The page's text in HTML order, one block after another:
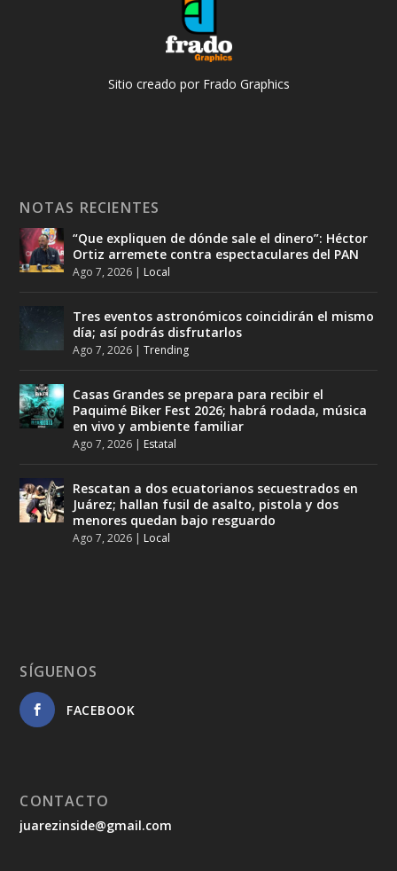
Sitio creado por Frado Graphics
NOTAS RECIENTES
“Que expliquen de dónde sale el dinero”: Héctor
Ortiz arremete contra espectaculares del PAN
Ago 7, 2026 | Local
Tres eventos astronómicos coincidirán el mismo
día; así podrás disfrutarlos
Ago 7, 2026 |Trending
Casas Grandes se prepara para recibir el
Paquimé Biker Fest 2026; habrá rodada, música
en vivo y ambiente familiar
Ago 7, 2026 | Estatal
Rescatan a dos ecuatorianos secuestrados en
Juárez; hallan fusil de asalto, pistola y dos
menores quedan bajo resguardo
Ago 7, 2026 | Local
SÍGUENOS
FACEBOOK
CONTACTO
juarezinside@gmail.com